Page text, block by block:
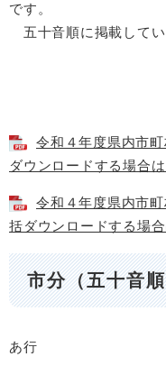
です。
五十音順に掲載してい
令和４年度県内市
ダウンロードする場合
令和４年度県内市
括ダウンロードする場
市分（五十音
あ行